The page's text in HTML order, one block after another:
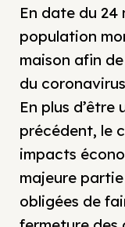
En date du 24
population
maison afin
du
En plus d’être
précédent, le
impacts
majeure
obligées de